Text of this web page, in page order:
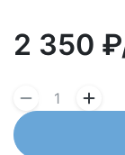
2 350